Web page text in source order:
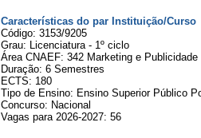
Características do par Instituição/Curso
Código: 3153/9205
Grau: Licenciatura - 1º ciclo
Área CNAEF: 342 Marketing e Publicidade
Duração: 6 Semestres
ECTS: 180
Tipo de Ensino: Ensino Superior Público
Concurso: Nacional
Vagas para 2026-2027: 56